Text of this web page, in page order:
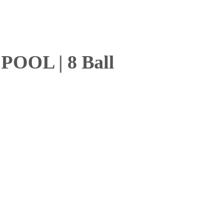
POOL| 8 Ball